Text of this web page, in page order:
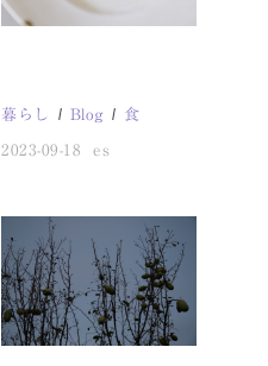
暮らし Blog 食
2023-09-18 es